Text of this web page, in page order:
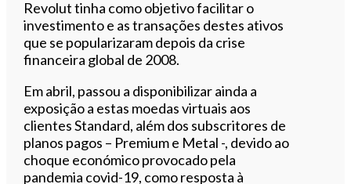
Revolut tinha como objetivo facilitar o
investimento e as transações destes ativos
que se popularizaram depois da crise
financeira global de 2008.
Em abril, passou a disponibilizar ainda a
exposição a estas moedas virtuais aos
clientes Standard, além dos subscritores de
planos pagos – Premium e Metal -, devido ao
choque económico provocado pela
pandemia covid-19, como resposta à